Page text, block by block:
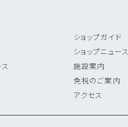
ショップガイド
ショップニュース
施設案内
免税のご案内
アクセス